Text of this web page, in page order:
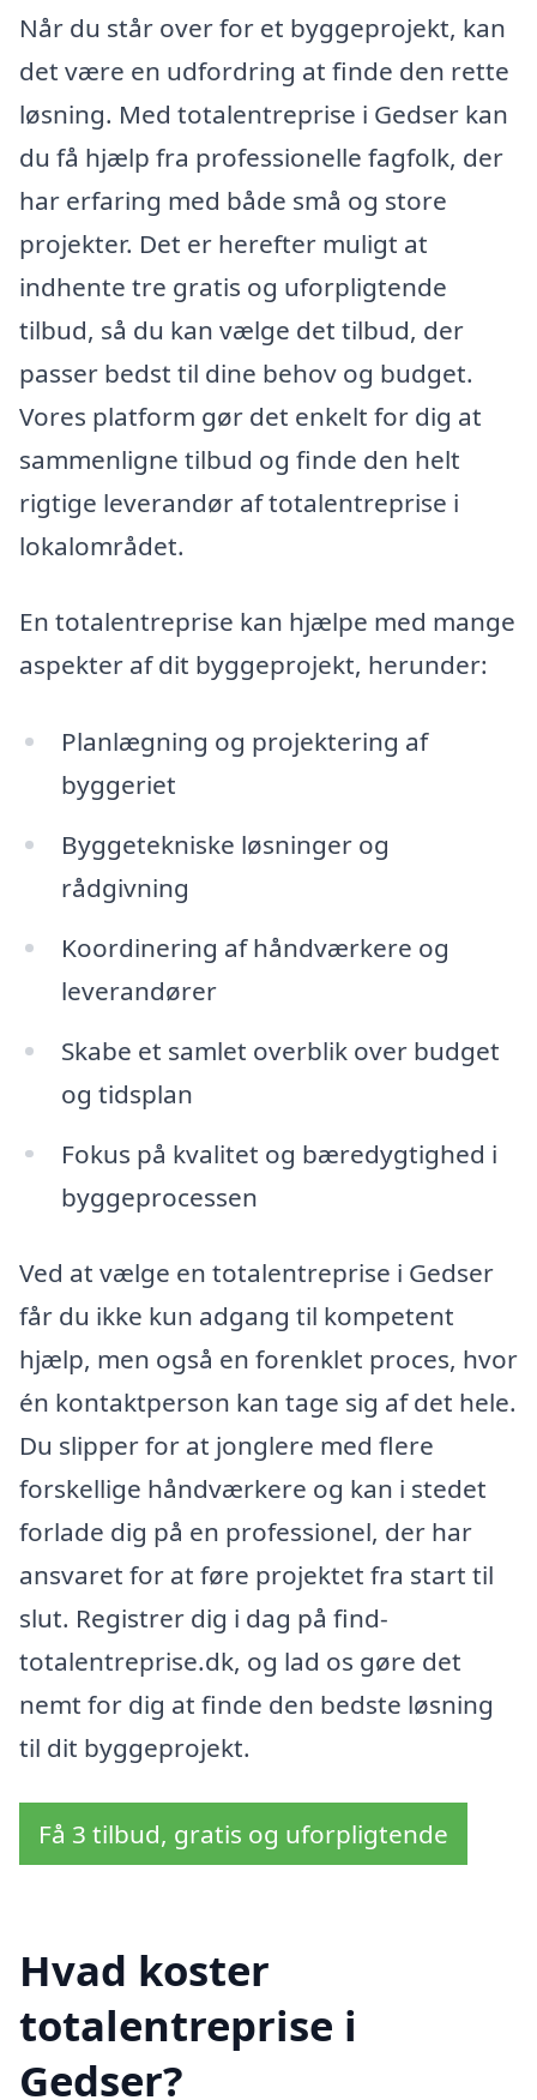
Når du står over for et byggeprojekt, kan
det være en udfordring at finde den rette
løsning. Med totalentreprise i Gedser kan
du få hjælp fra professionelle fagfolk, der
har erfaring med både små og store
projekter. Det er herefter muligt at
indhente tre gratis og uforpligtende
tilbud, så du kan vælge det tilbud, der
passer bedst til dine behov og budget.
Vores platform gør det enkelt for dig at
sammenligne tilbud og finde den helt
rigtige leverandør af totalentreprise i
lokalområdet.
En totalentreprise kan hjælpe med mange
aspekter af dit byggeprojekt, herunder:
Planlægning og projektering af
byggeriet
Byggetekniske løsninger og
rådgivning
Koordinering af håndværkere og
leverandører
Skabe et samlet overblik over budget
og tidsplan
Fokus på kvalitet og bæredygtighed i
byggeprocessen
Ved at vælge en totalentreprise i Gedser
får du ikke kun adgang til kompetent
hjælp, men også en forenklet proces, hvor
én kontaktperson kan tage sig af det hele.
Du slipper for at jonglere med flere
forskellige håndværkere og kan i stedet
forlade dig på en professionel, der har
ansvaret for at føre projektet fra start til
slut. Registrer dig i dag på find-
totalentreprise.dk, og lad os gøre det
nemt for dig at finde den bedste løsning
til dit byggeprojekt.
Få 3 tilbud, gratis og uforpligtende
Hvad koster
totalentreprise i
Gedser?